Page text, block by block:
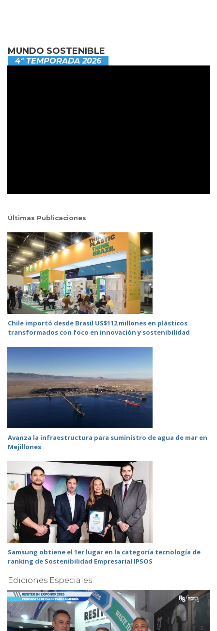
MUNDO SOSTENIBLE
4ª TEMPORADA 2026
Últimas Publicaciones
Chile importó desde Brasil US$112 millones en plásticos
transformados con foco en innovación y sostenibilidad
Avanza la infraestructura para suministro de agua de mar en
Mejillones
Samsung obtiene el 1er lugar en la categoría tecnología de
ranking de Sostenibilidad Empresarial IPSOS
Ediciones Especiales